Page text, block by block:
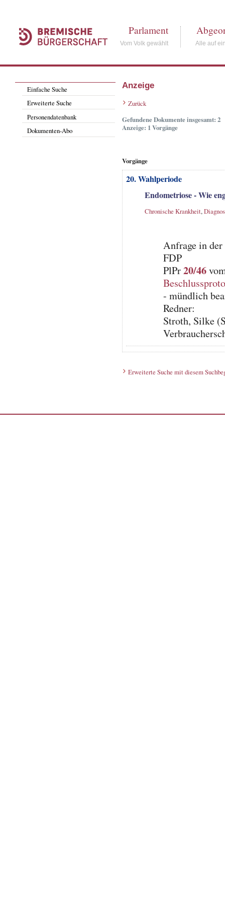
Parlament
Vom Volk gewählt Alle auf
Einfache Suche
Erweiterte Suche
Personendatenbank
Dokumenten-Abo
Anzeige
Zurück
Gefundene Dokumente insgesamt: 2
Anzeige: 1 Vorgänge
Vorgänge
20. Wahlperiode
Endometriose - Wie
Chronische Krankheit,
Anfrage in
FDP
PlPr20/46
- mündlich
Redner:
Stroth, Silke
Erweiterte Suche mit diesem